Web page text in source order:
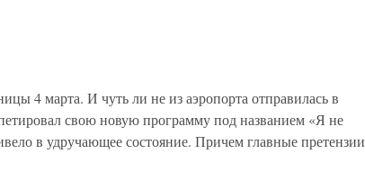
4 марта. И чуть ли не из аэропорта отправилась в
свою новую программу под названием «Я не
в удручающее состояние. Причем главные претензии